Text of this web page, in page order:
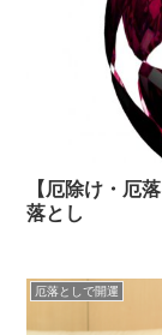
【厄除け・厄
落とし
厄落としで開運